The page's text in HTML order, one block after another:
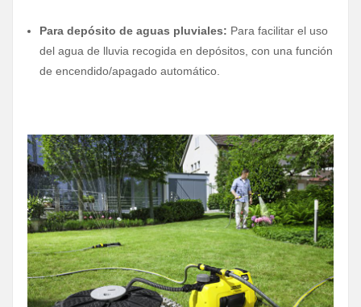
Para depósito de aguas pluviales: Para facilitar el uso
del agua de lluvia recogida en depósitos, con una función
de encendido/apagado automático.